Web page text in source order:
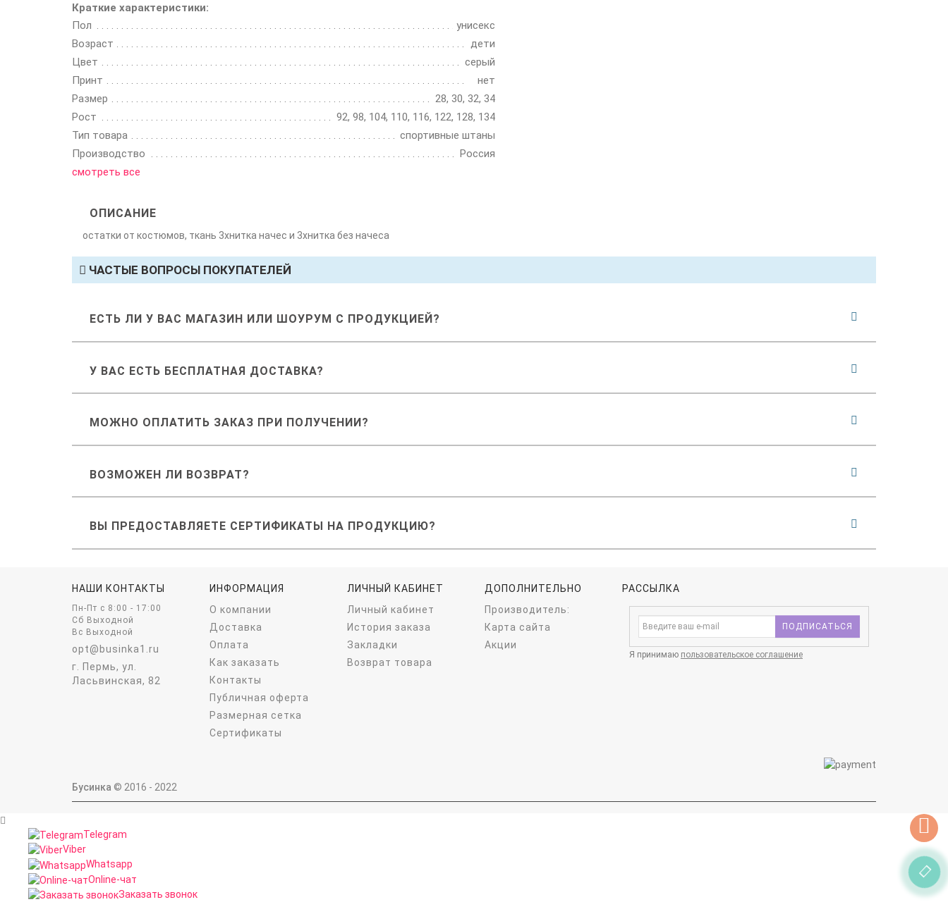
Краткие характеристики:
Пол
унисекс
Возраст
дети
Цвет
серый
Принт
нет
Размер
28, 30, 32, 34
Рост
92, 98, 104, 110, 116, 122, 128, 134
Тип товара
спортивные штаны
Производство
Россия
смотреть все
ОПИСАНИЕ
остатки от костюмов, ткань 3хнитка начес и 3хнитка без начеса
ЧАСТЫЕ ВОПРОСЫ ПОКУПАТЕЛЕЙ
ЕСТЬ ЛИ У ВАС МАГАЗИН ИЛИ ШОУРУМ С ПРОДУКЦИЕЙ?
У ВАС ЕСТЬ БЕСПЛАТНАЯ ДОСТАВКА?
МОЖНО ОПЛАТИТЬ ЗАКАЗ ПРИ ПОЛУЧЕНИИ?
ВОЗМОЖЕН ЛИ ВОЗВРАТ?
ВЫ ПРЕДОСТАВЛЯЕТЕ СЕРТИФИКАТЫ НА ПРОДУКЦИЮ?
НАШИ КОНТАКТЫ
Пн-Пт c 8:00 - 17:00
Сб Выходной
Вс Выходной
opt@businka1.ru
г. Пермь, ул.
Ласьвинская, 82
ИНФОРМАЦИЯ
О компании
Доставка
Оплата
Как заказать
Контакты
Публичная оферта
Размерная сетка
Сертификаты
ЛИЧНЫЙ КАБИНЕТ
Личный кабинет
История заказа
Закладки
Возврат товара
ДОПОЛНИТЕЛЬНО
Производитель:
Карта сайта
Акции
РАССЫЛКА
ПОДПИСАТЬСЯ
Я принимаю пользовательское соглашение
Бусинка © 2016 - 2022
Telegram
Viber
Whatsapp
Online-чат
Заказать звонок